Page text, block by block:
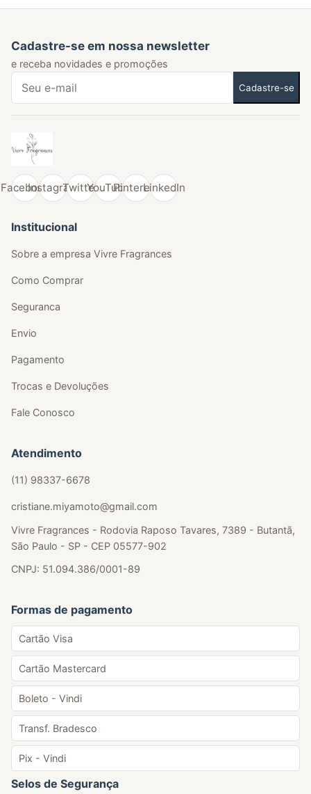
Cadastre-se em nossa newsletter
e receba novidades e promoções
Cadastre-se
FacebookInstagramTwitterYouTubePinterestLinkedIn
Institucional
Sobre a empresa Vivre Fragrances
Como Comprar
Seguranca
Envio
Pagamento
Trocas e Devoluções
Fale Conosco
Atendimento
(11) 98337-6678
cristiane.miyamoto@gmail.com
Vivre Fragrances - Rodovia Raposo Tavares, 7389 - Butantã,
São Paulo - SP - CEP 05577-902
CNPJ: 51.094.386/0001-89
Formas de pagamento
Cartão Visa
Cartão Mastercard
Boleto - Vindi
Transf. Bradesco
Pix - Vindi
Selos de Segurança